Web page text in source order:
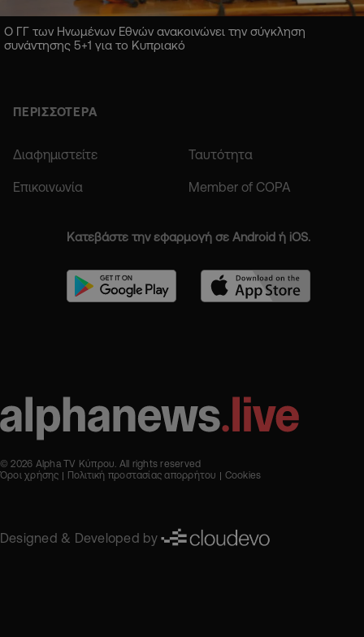
Ο ΓΓ των Ηνωμένων Εθνών ανακοινώνει την σύγκληση
συνάντησης 5+1 για το Κυπριακό
ΠΕΡΙΣΣΟΤΕΡΑ
Διαφημιστείτε Ταυτότητα
Επικοινωνία Member of COPA
Κατεβάστε την εφαρμογή σε Android ή iOS.
© 2026 Alpha TV Κύπρου. All rights reserved
Όροι χρήσης
Πολιτική προστασίας απορρήτου Cookies
Designed & Developed by